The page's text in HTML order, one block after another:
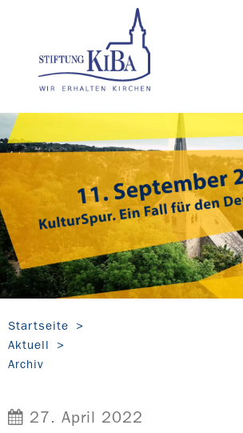
Startseite
Aktuell
Archiv
27. April 2022